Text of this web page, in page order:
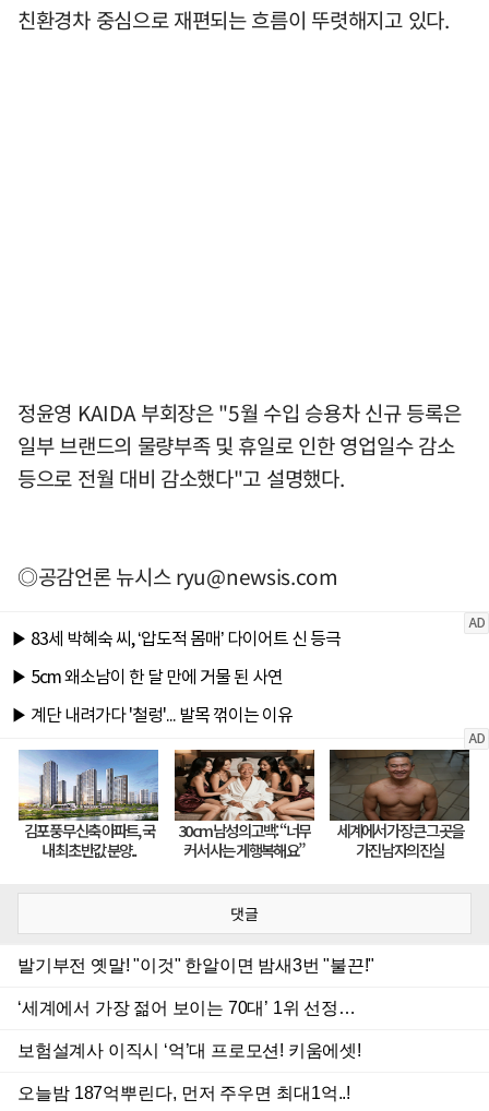
친환경차 중심으로 재편되는 흐름이 뚜렷해지고 있다.
정윤영 KAIDA 부회장은 "5월 수입 승용차 신규 등록은
일부 브랜드의 물량부족 및 휴일로 인한 영업일수 감소
등으로 전월 대비 감소했다"고 설명했다.
◎공감언론 뉴시스ryu@newsis.com
댓글